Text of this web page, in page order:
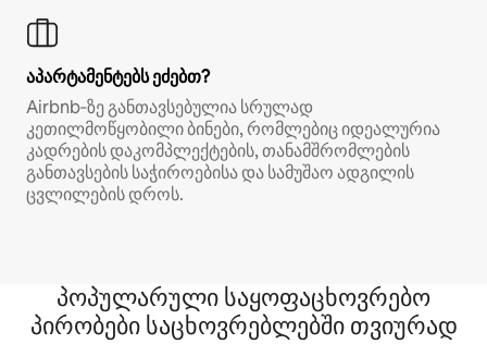
აპარტამენტებს ეძებთ?
Airbnb‑ზე განთავსებულია სრულად
კეთილმოწყობილი ბინები, რომლებიც იდეალურია
კადრების დაკომპლექტების, თანამშრომლების
განთავსების საჭიროებისა და სამუშაო ადგილის
ცვლილების დროს.
პოპულარული საყოფაცხოვრებო
პირობები საცხოვრებლებში თვიურად